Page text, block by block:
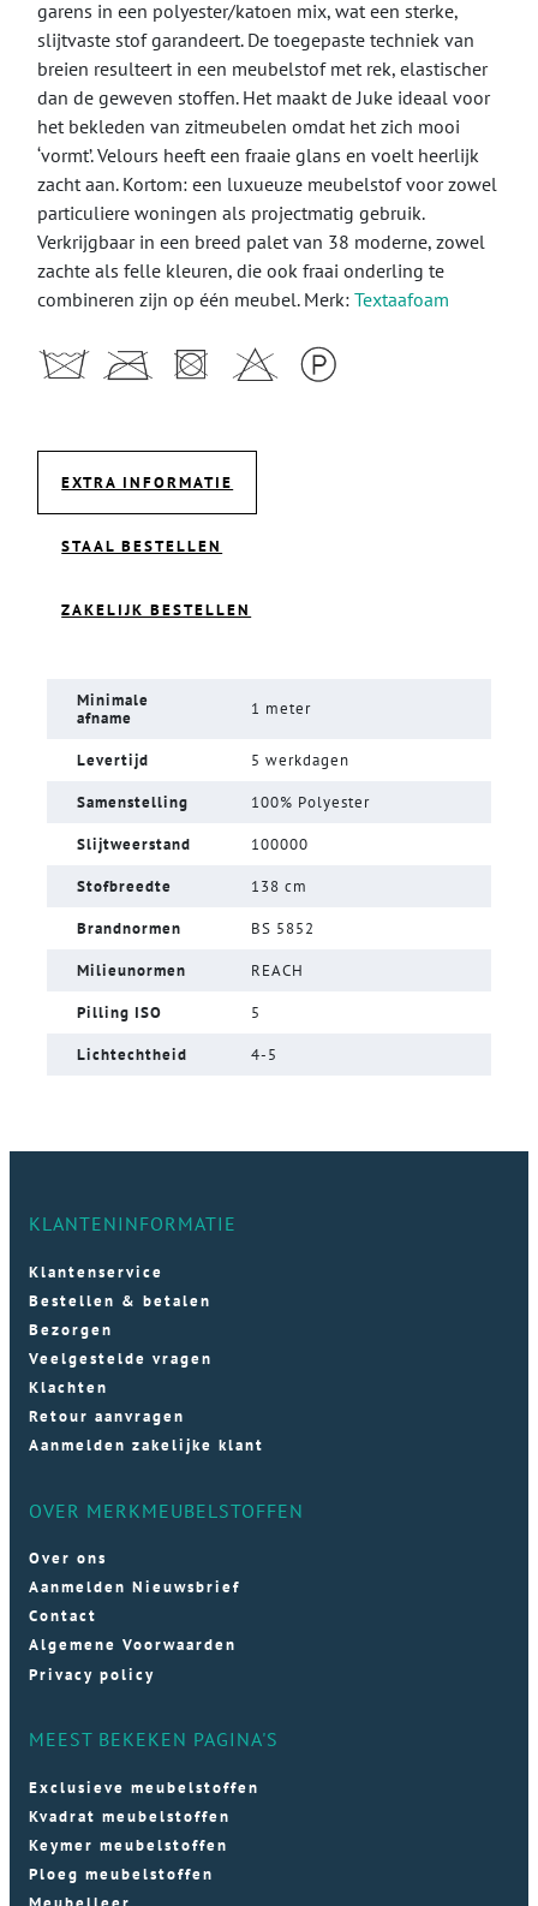
garens in een polyester/katoen mix, wat een sterke,
slijtvaste stof garandeert. De toegepaste techniek van
breien resulteert in een meubelstof met rek, elastischer
dan de geweven stoffen. Het maakt de Juke ideaal voor
het bekleden van zitmeubelen omdat het zich mooi
‘vormt’. Velours heeft een fraaie glans en voelt heerlijk
zacht aan. Kortom: een luxueuze meubelstof voor zowel
particuliere woningen als projectmatig gebruik.
Verkrijgbaar in een breed palet van 38 moderne, zowel
zachte als felle kleuren, die ook fraai onderling te
combineren zijn op één meubel. Merk: Textaafoam
EXTRA INFORMATIE
STAAL BESTELLEN
ZAKELIJK BESTELLEN
Minimale
afname
1 meter
Levertijd 5 werkdagen
Samenstelling 100% Polyester
Slijtweerstand 100000
Stofbreedte 138 cm
Brandnormen BS 5852
Milieunormen REACH
Pilling ISO 5
Lichtechtheid 4-5
KLANTENINFORMATIE
Klantenservice
Bestellen & betalen
Bezorgen
Veelgestelde vragen
Klachten
Retour aanvragen
Aanmelden zakelijke klant
OVER MERKMEUBELSTOFFEN
Over ons
Aanmelden Nieuwsbrief
Contact
Algemene Voorwaarden
Privacy policy
MEEST BEKEKEN PAGINA'S
Exclusieve meubelstoffen
Kvadrat meubelstoffen
Keymer meubelstoffen
Ploeg meubelstoffen